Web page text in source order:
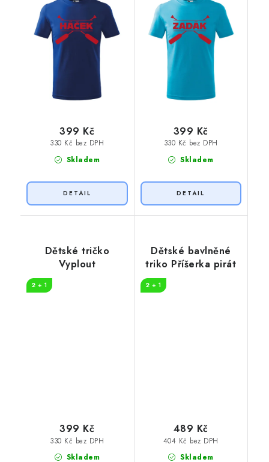
Skladem
330 Kč bez DPH
399 Kč
Skladem
330 Kč bez DPH
399 Kč
Dětské tričko
Vyplout
2 + 1
Skladem
330 Kč bez DPH
399 Kč
Dětské bavlněné
triko Příšerka pirát
2 + 1
Skladem
404 Kč bez DPH
489 Kč